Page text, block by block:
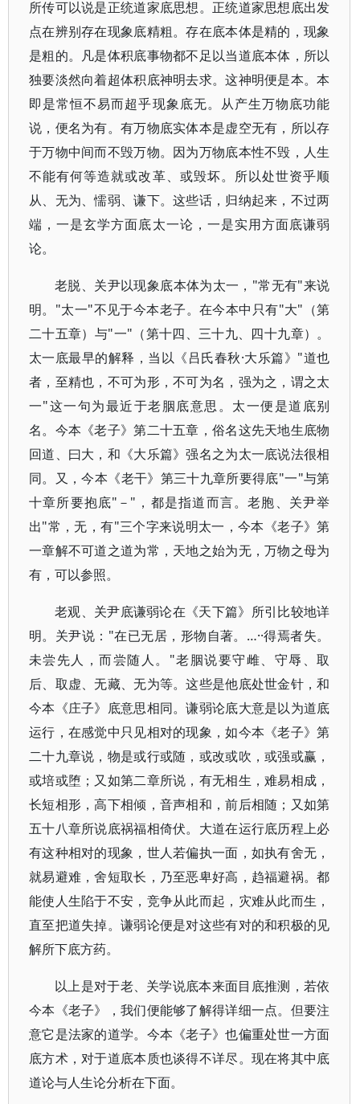
所传可以说是正统道家底思想。正统道家思想底出发
点在辨别存在现象底精粗。存在底本体是精的，现象
是粗的。凡是体积底事物都不足以当道底本体，所以
独要淡然向着超体积底神明去求。这神明便是本。本
即是常恒不易而超乎现象底无。从产生万物底功能
说，便名为有。有万物底实体本是虚空无有，所以存
于万物中间而不毁万物。因为万物底本性不毁，人生
不能有何等造就或改革、或毁坏。所以处世资乎顺
从、无为、懦弱、谦下。这些话，归纳起来，不过两
端，一是玄学方面底太一论，一是实用方面底谦弱
论。
老脱、关尹以现象底本体为太一，"常无有"来说
明。"太一"不见于今本老子。在今本中只有"大"（第
二十五章）与"一"（第十四、三十九、四十九章）。
太一底最早的解释，当以《吕氏春秋·大乐篇》"道也
者，至精也，不可为形，不可为名，强为之，谓之太
一"这一句为最近于老胭底意思。太一便是道底别
名。今本《老子》第二十五章，俗名这先天地生底物
回道、曰大，和《大乐篇》强名之为太一底说法很相
同。又，今本《老干》第三十九章所要得底"一"与第
十章所要抱底"－"，都是指道而言。老胞、关尹举
出"常，无，有"三个字来说明太一，今本《老子》第
一章解不可道之道为常，天地之始为无，万物之母为
有，可以参照。
老观、关尹底谦弱论在《天下篇》所引比较地详
明。关尹说："在已无居，形物自著。…··得焉者失。
未尝先人，而尝随人。"老胭说要守雌、守辱、取
后、取虚、无藏、无为等。这些是他底处世金针，和
今本《庄子》底意思相同。谦弱论底大意是以为道底
运行，在感觉中只见相对的现象，如今本《老子》第
二十九章说，物是或行或随，或改或吹，或强或赢，
或培或堕；又如第二章所说，有无相生，难易相成，
长短相形，高下相倾，音声相和，前后相随；又如第
五十八章所说底祸福相倚伏。大道在运行底历程上必
有这种相对的现象，世人若偏执一面，如执有舍无，
就易避难，舍短取长，乃至恶卑好高，趋福避祸。都
能使人生陷于不安，竞争从此而起，灾难从此而生，
直至把道失掉。谦弱论便是对这些有对的和积极的见
解所下底方药。
以上是对于老、关学说底本来面目底推测，若依
今本《老子》，我们便能够了解得详细一点。但要注
意它是法家的道学。今本《老子》也偏重处世一方面
底方术，对于道底本质也谈得不详尽。现在将其中底
道论与人生论分析在下面。